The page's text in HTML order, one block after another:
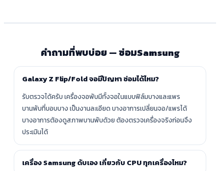
คำถามที่พบบ่อย — ซ่อมSamsung
Galaxy Z Flip/Fold จอมีปัญหา ซ่อมได้ไหม?
รับตรวจได้ครับ เครื่องจอพับมีทั้งจอในแบบฟิล์มบางและแพร
บานพับที่บอบบาง เป็นงานละเอียด บางอาการเปลี่ยนจอ/แพรได้
บางอาการต้องดูสภาพบานพับด้วย ต้องตรวจเครื่องจริงก่อนจึง
ประเมินได้
เครื่อง Samsung ดับเอง เกี่ยวกับ CPU ทุกเครื่องไหม?